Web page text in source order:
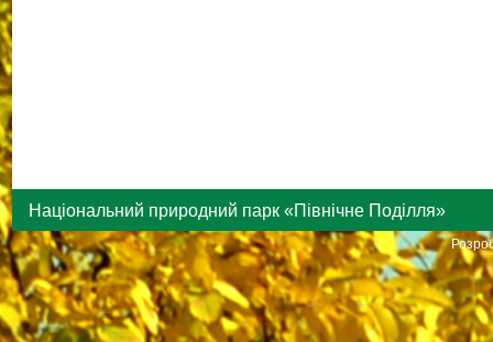
Національний природний парк «Північне Поділля»